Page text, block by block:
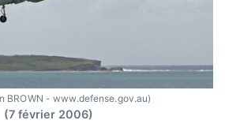
BROWN - www.defense.gov.au)
(7 février 2006)